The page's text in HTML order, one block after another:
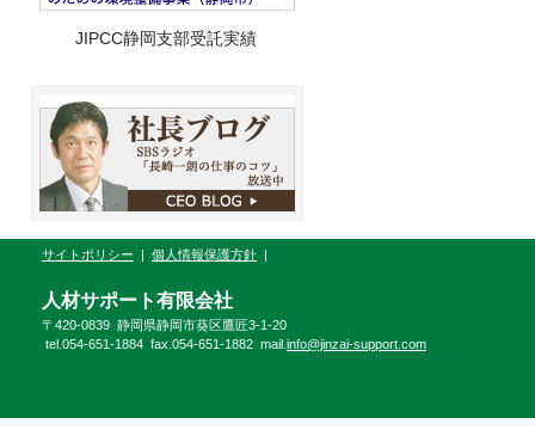
JIPCC静岡支部受託実績
サイトポリシー | 個人情報保護方針 |
人材サポート有限会社
〒420-0839 静岡県静岡市葵区鷹匠3-1-20
tel.054-651-1884 fax.054-651-1882 mail. info@jinzai-support.com